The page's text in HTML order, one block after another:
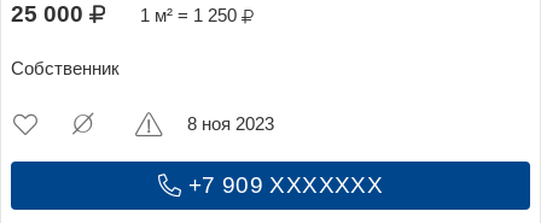
25 000 1 м² = 1 250
Собственник
+7 909 XXXXXXX
8 ноя 2023